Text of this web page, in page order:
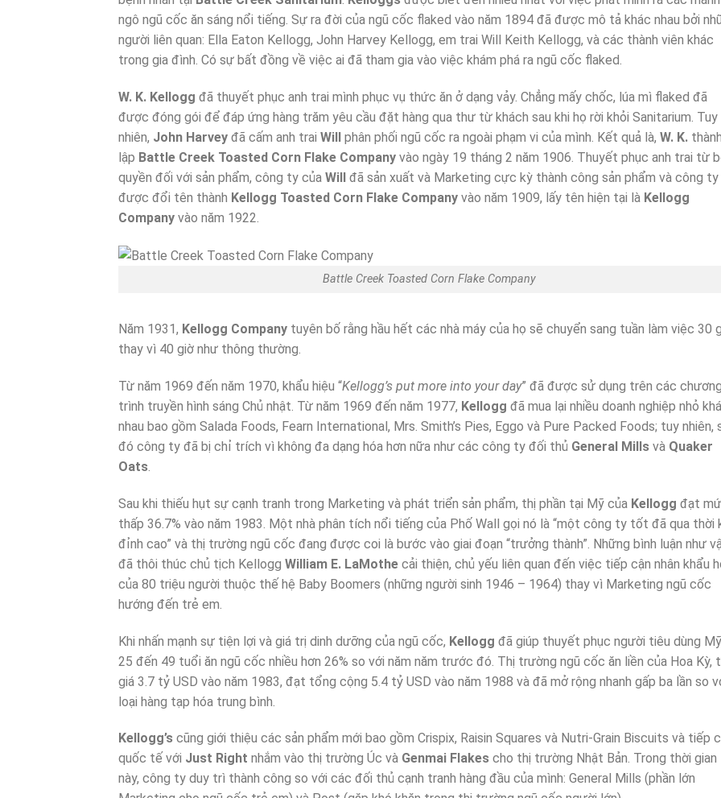
ngô ngũ cốc ăn sáng nổi tiếng. Sự ra đời của ngũ cốc flaked vào năm 1894 đã được mô tả khác nhau bởi
người liên quan: Ella Eaton Kellogg, John Harvey Kellogg, em trai Will Keith Kellogg, và các thành viên khác
trong gia đình. Có sự bất đồng về việc ai đã tham gia vào việc khám phá ra ngũ cốc flaked.
W. K. Kellogg đã thuyết phục anh trai mình phục vụ thức ăn ở dạng vảy. Chẳng mấy chốc, lúa mì flaked đã
được đóng gói để đáp ứng hàng trăm yêu cầu đặt hàng qua thư từ khách sau khi họ rời khỏi Sanitarium. Tuy
nhiên, John Harvey đã cấm anh trai Will phân phối ngũ cốc ra ngoài phạm vi của mình. Kết quả là, W. K.
lập Battle Creek Toasted Corn Flake Company vào ngày 19 tháng 2 năm 1906. Thuyết phục anh trai từ
quyền đối với sản phẩm, công ty của Will đã sản xuất và Marketing cực kỳ thành công sản phẩm và công ty
được đổi tên thành Kellogg Toasted Corn Flake Company vào năm 1909, lấy tên hiện tại là Kellogg
Company vào năm 1922.
Battle Creek Toasted Corn Flake Company
Năm 1931, Kellogg Company tuyên bố rằng hầu hết các nhà máy của họ sẽ chuyển sang tuần làm việc 30
thay vì 40 giờ như thông thường.
Từ năm 1969 đến năm 1970, khẩu hiệu “Kellogg’s put more into your day” đã được sử dụng trên các
trình truyền hình sáng Chủ nhật. Từ năm 1969 đến năm 1977, Kellogg đã mua lại nhiều doanh nghiệp nhỏ
nhau bao gồm Salada Foods, Fearn International, Mrs. Smith’s Pies, Eggo và Pure Packed Foods; tuy nhiên,
đó công ty đã bị chỉ trích vì không đa dạng hóa hơn nữa như các công ty đối thủ General Mills và Quaker
Oats.
Sau khi thiếu hụt sự cạnh tranh trong Marketing và phát triển sản phẩm, thị phần tại Mỹ của Kellogg đạt
thấp 36.7% vào năm 1983. Một nhà phân tích nổi tiếng của Phố Wall gọi nó là “một công ty tốt đã qua thời
đỉnh cao” và thị trường ngũ cốc đang được coi là bước vào giai đoạn “trưởng thành”. Những bình luận như
đã thôi thúc chủ tịch Kellogg William E. LaMothe cải thiện, chủ yếu liên quan đến việc tiếp cận nhân khẩu
của 80 triệu người thuộc thế hệ Baby Boomers (những người sinh 1946 – 1964) thay vì Marketing ngũ cốc
hướng đến trẻ em.
Khi nhấn mạnh sự tiện lợi và giá trị dinh dưỡng của ngũ cốc, Kellogg đã giúp thuyết phục người tiêu dùng
25 đến 49 tuổi ăn ngũ cốc nhiều hơn 26% so với năm năm trước đó. Thị trường ngũ cốc ăn liền của Hoa Kỳ,
giá 3.7 tỷ USD vào năm 1983, đạt tổng cộng 5.4 tỷ USD vào năm 1988 và đã mở rộng nhanh gấp ba lần so
loại hàng tạp hóa trung bình.
Kellogg’s cũng giới thiệu các sản phẩm mới bao gồm Crispix, Raisin Squares và Nutri-Grain Biscuits và tiếp
quốc tế với Just Right nhắm vào thị trường Úc và Genmai Flakes cho thị trường Nhật Bản. Trong thời gian
này, công ty duy trì thành công so với các đối thủ cạnh tranh hàng đầu của mình: General Mills (phần lớn